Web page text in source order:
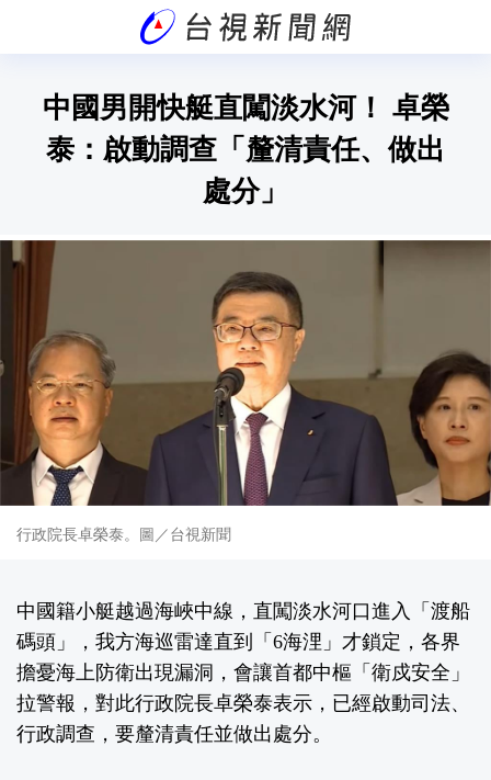
中國男開快艇直闖淡水河！ 卓榮
泰：啟動調查「釐清責任、做出
處分」
行政院長卓榮泰。圖／台視新聞
中國籍小艇越過海峽中線，直闖淡水河口進入「渡船
碼頭」，我方海巡雷達直到「6海浬」才鎖定，各界
擔憂海上防衛出現漏洞，會讓首都中樞「衛戍安全」
拉警報，對此行政院長卓榮泰表示，已經啟動司法、
行政調查，要釐清責任並做出處分。